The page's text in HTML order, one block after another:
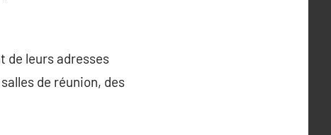
de leurs adresses
de réunion, des